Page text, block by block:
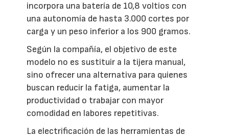
incorpora una batería de 10,8 voltios con
una autonomía de hasta 3.000 cortes por
carga y un peso inferior a los 900 gramos.
Según la compañía, el objetivo de este
modelo no es sustituir a la tijera manual,
sino ofrecer una alternativa para quienes
buscan reducir la fatiga, aumentar la
productividad o trabajar con mayor
comodidad en labores repetitivas.
La electrificación de las herramientas de